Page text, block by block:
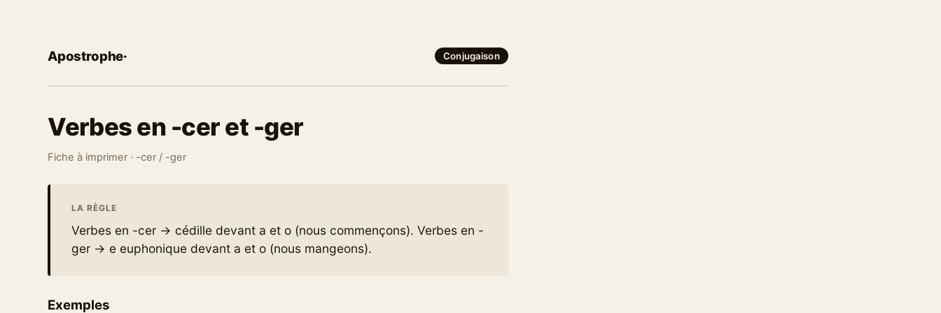
Apostrophe· Conjugaison
Verbes en -cer et -ger
Fiche à imprimer · -cer / -ger
LA RÈGLE
Verbes en -cer → cédille devant a et o (nous commençons). Verbes en -
ger → e euphonique devant a et o (nous mangeons).
Exemples